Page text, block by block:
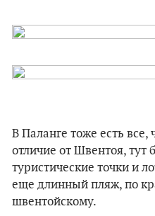
В Паланге тоже есть
отличие от Швентоя, тут
туристические точки и
еще длинный пляж, по
швентойскому.